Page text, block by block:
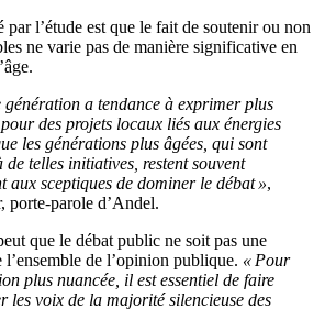
par l’étude est que le fait de soutenir ou non
ne varie pas de manière significative en
génération a tendance à exprimer plus
des projets locaux liés aux énergies
les générations plus âgées, qui sont
telles initiatives, restent souvent
aux sceptiques de dominer le débat »,
parole d’Andel.
que le débat public ne soit pas une
de l’opinion publique. « Pour
plus nuancée, il est essentiel de faire
les voix de la majorité silencieuse des